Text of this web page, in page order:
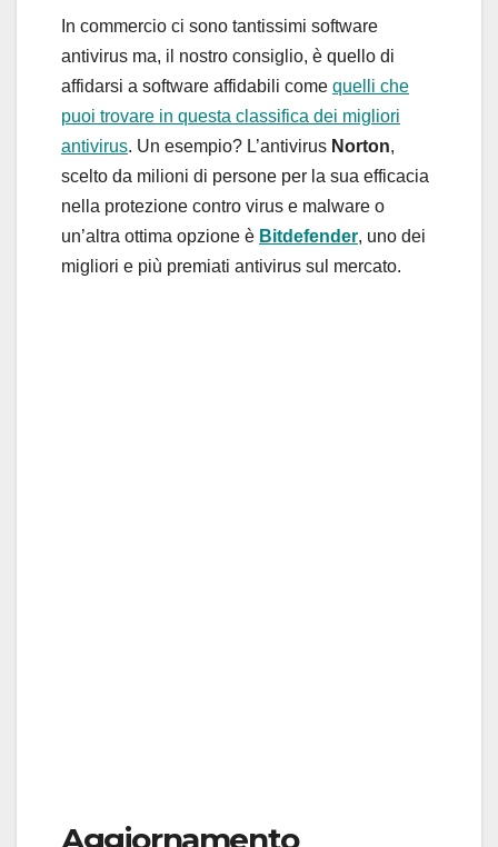
In commercio ci sono tantissimi software
antivirus ma, il nostro consiglio, è quello di
affidarsi a software affidabili come quelli che
puoi trovare in questa classifica dei migliori
antivirus. Un esempio? L’antivirus Norton,
scelto da milioni di persone per la sua efficacia
nella protezione contro virus e malware o
un’altra ottima opzione è Bitdefender, uno dei
migliori e più premiati antivirus sul mercato.